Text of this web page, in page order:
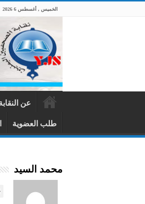
الخميس , أغسطس 6 2026
عن
طلب العضوية
محمد السيد